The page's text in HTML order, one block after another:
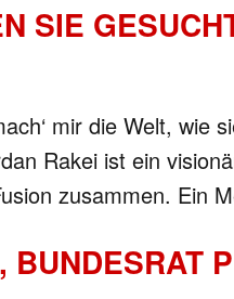
SIE
mir die Welt,
Rakei ist ein
zusammen. Ein